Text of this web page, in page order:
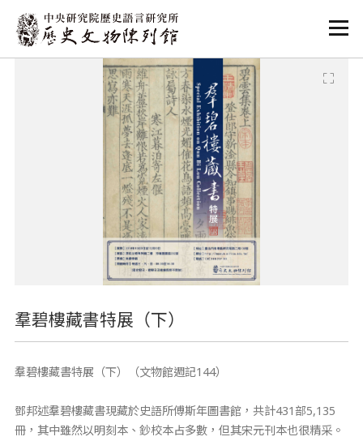
:::
:::
羣碧樓藏書特展（下）
羣碧樓藏書特展（下）（文物館週記144）
鄧邦述羣碧樓藏書現藏於史語所傅斯年圖書館，共計431部5,135
冊，其中雖然以明刻本、鈔校本占多數，但其宋元刊本也很精采。